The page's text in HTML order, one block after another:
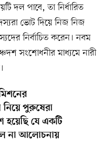
দল পাবে, তা নির্ধারিত
ভোট দিয়ে নিজ নিজ
নির্বাচিত করেন। নবম
সংশোধনীর মাধ্যমে নারী
পুরুষেরা
হয়েছি যে একটি
না আলোচনায়